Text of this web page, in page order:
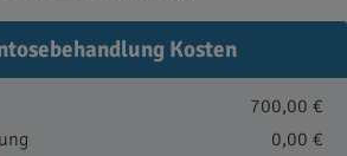
Kosten
700,00 €
0,00 €